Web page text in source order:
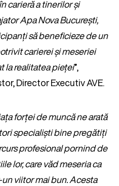
carieră a tinerilor și
Apa Nova București,
să beneficieze de un
carierei și meseriei
la realitatea pieței”,
Director Executiv AVE.
forței de muncă ne arată
specialiști bine pregătiți
profesional pornind de
lor, care văd meseria ca
viitor mai bun. Acesta